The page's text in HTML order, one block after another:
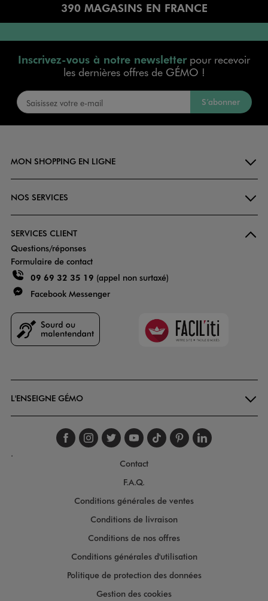
390 MAGASINS EN FRANCE
Inscrivez-vous à notre newsletterpour recevoir
les dernières offres de GÉMO !
S’abonner
MON SHOPPING EN LIGNE
NOS SERVICES
SERVICES CLIENT
Questions/réponses
Formulaire de contact
09 69 32 35 19 (appel non surtaxé)
Facebook Messenger
Faciliti
L'ENSEIGNE GÉMO
Suivez-nous sur
Suivez-nous sur
Suivez-nous sur
Suivez-nous
Suivez-nous
Suivez-
.
Contact
F.A.Q.
Conditions générales de ventes
Conditions de livraison
Conditions de nos offres
Conditions générales d'utilisation
Politique de protection des données
Gestion des cookies